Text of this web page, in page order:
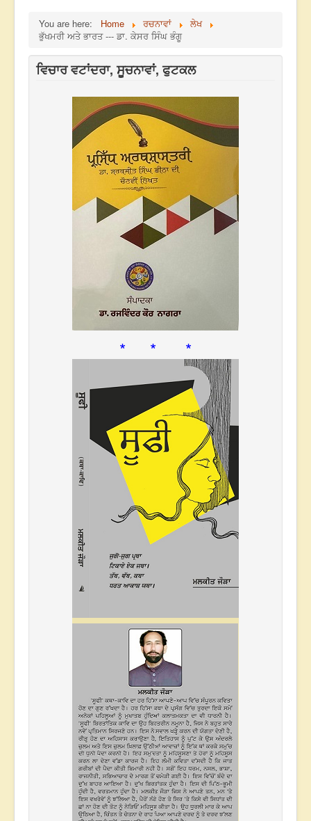
You are here: Home ਰਚਨਾਵਾਂ
ਲੇਖ
ਭੁੱਖਮਰੀ ਅਤੇ ਭਾਰਤ --- ਡਾ. ਕੇਸਰ ਸਿੰਘ ਭੰਗੂ
ਵਿਚਾਰ ਵਟਾਂਦਰਾ, ਸੂਚਨਾਵਾਂ, ਫੁਟਕਲ
* * *